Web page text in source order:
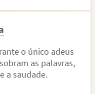
o único adeus
as palavras,
a saudade.